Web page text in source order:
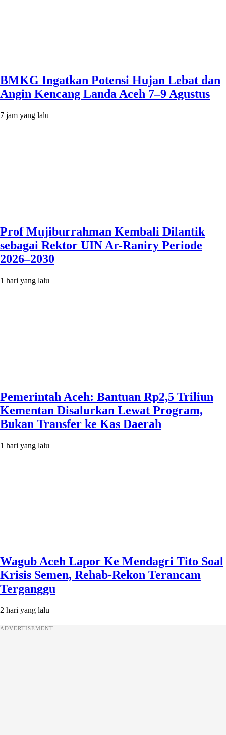
BMKG Ingatkan Potensi Hujan Lebat dan
Angin Kencang Landa Aceh 7–9 Agustus
7 jam yang lalu
Prof Mujiburrahman Kembali Dilantik
sebagai Rektor UIN Ar-Raniry Periode
2026–2030
1 hari yang lalu
Pemerintah Aceh: Bantuan Rp2,5 Triliun
Kementan Disalurkan Lewat Program,
Bukan Transfer ke Kas Daerah
1 hari yang lalu
Wagub Aceh Lapor Ke Mendagri Tito Soal
Krisis Semen, Rehab-Rekon Terancam
Terganggu
2 hari yang lalu
ADVERTISEMENT